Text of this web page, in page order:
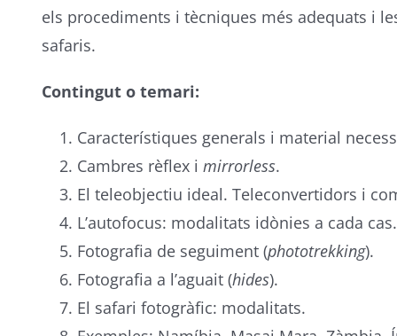
els procediments i tècniques més adequats i
safaris.
Contingut o temari:
Característiques generals i material
Cambres rèflex i mirrorless.
El teleobjectiu ideal. Teleconvertidors i
L’autofocus: modalitats idònies a cada cas.
Fotografia de seguiment (phototrekking).
Fotografia a l’aguait (hides).
El safari fotogràfic: modalitats.